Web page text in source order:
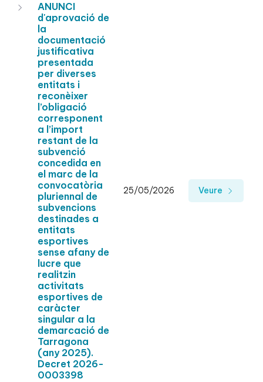
ANUNCI
d'aprovació de
la
documentació
justificativa
presentada
per diverses
entitats i
reconèixer
l’obligació
corresponent
a l’import
restant de la
subvenció
concedida en
el marc de la
convocatòria
pluriennal de
subvencions
destinades a
entitats
esportives
sense afany de
lucre que
realitzin
activitats
esportives de
caràcter
singular a la
demarcació de
Tarragona
(any 2025).
Decret 2026-
0003398
25/05/2026 Veure